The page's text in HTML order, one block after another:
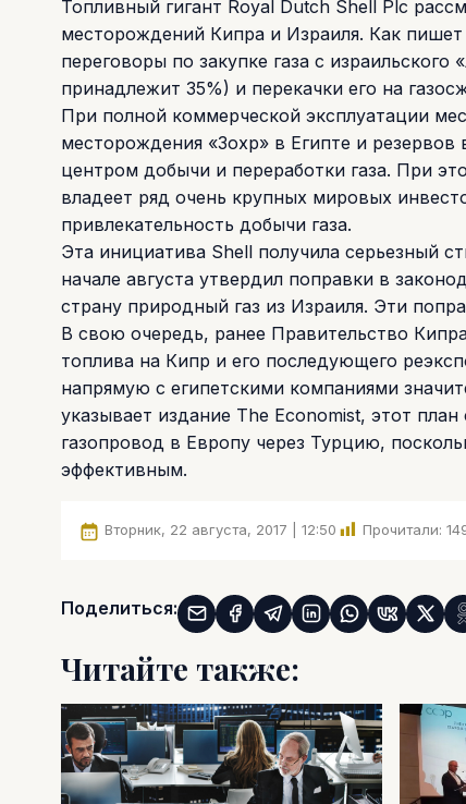
Топливный гигант Royal Dutch Shell Plc
месторождений Кипра и Израиля. Как
переговоры по закупке газа с
принадлежит 35%) и перекачки его на
При полной коммерческой эксплуатации
месторождения «Зохр» в Египте и
центром добычи и переработки газа. При
владеет ряд очень крупных мировых
привлекательность добычи газа.
Эта инициатива Shell получила серьезный
начале августа утвердил поправки в
страну природный газ из Израиля. Эти
В свою очередь, ранее Правительство
топлива на Кипр и его последующего
напрямую с египетскими компаниями
указывает издание The Economist, этот
газопровод в Европу через Турцию,
эффективным.
Вторник, 22 августа, 2017 | 12:50 Прочитали:
Поделиться:
Читайте также: